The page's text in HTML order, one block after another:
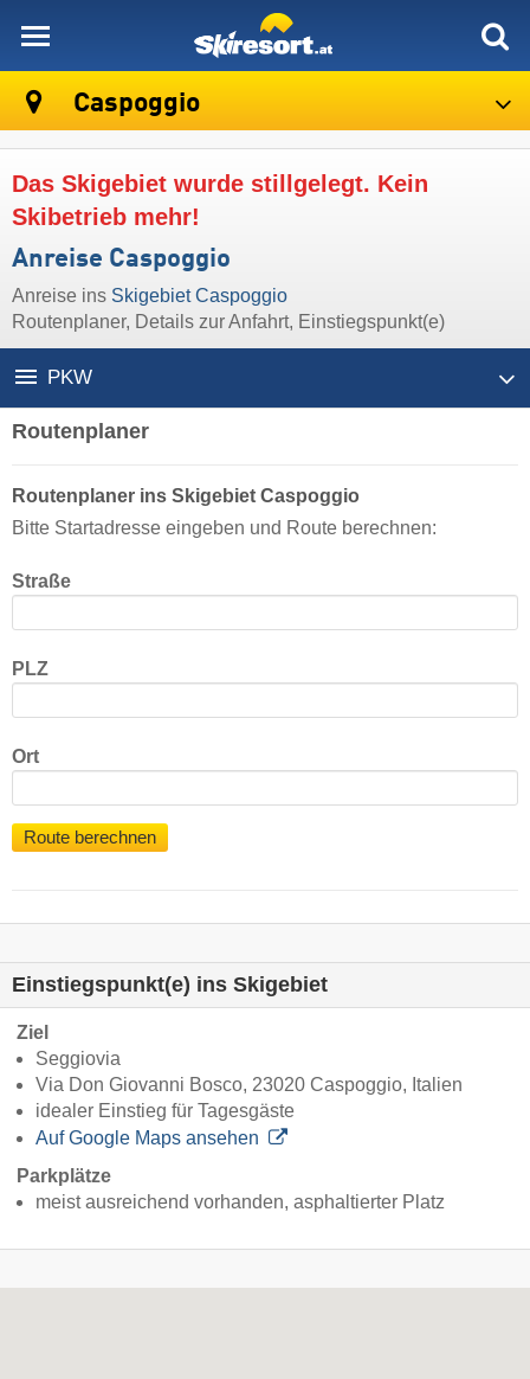
Caspoggio
Das Skigebiet wurde stillgelegt. Kein
Skibetrieb mehr!
Anreise Caspoggio
Anreise ins Skigebiet Caspoggio
Routenplaner, Details zur Anfahrt, Einstiegspunkt(e)
PKW
Routenplaner
Routenplaner ins Skigebiet Caspoggio
Bitte Startadresse eingeben und Route berechnen:
Straße
PLZ
Ort
Route berechnen
Einstiegspunkt(e) ins Skigebiet
Ziel
Seggiovia
Via Don Giovanni Bosco, 23020 Caspoggio, Italien
idealer Einstieg für Tagesgäste
Auf Google Maps ansehen
Parkplätze
meist ausreichend vorhanden, asphaltierter Platz